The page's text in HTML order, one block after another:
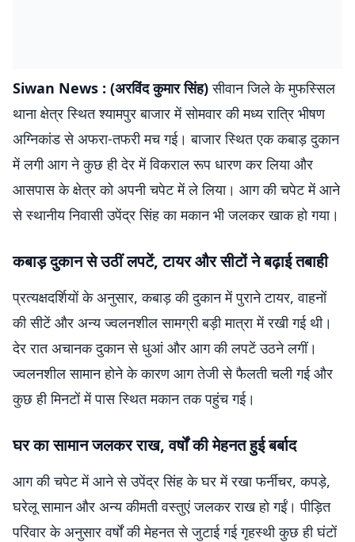
Siwan News : (अरविंद कुमार सिंह)सीवान जिले के मुफस्सिल
थाना क्षेत्र स्थित श्यामपुर बाजार में सोमवार की मध्य रात्रि भीषण
अग्निकांड से अफरा-तफरी मच गई। बाजार स्थित एक कबाड़ दुकान
में लगी आग ने कुछ ही देर में विकराल रूप धारण कर लिया और
आसपास के क्षेत्र को अपनी चपेट में ले लिया। आग की चपेट में आने
से स्थानीय निवासी उपेंद्र सिंह का मकान भी जलकर खाक हो गया।
कबाड़ दुकान से उठीं लपटें, टायर और सीटों ने बढ़ाई तबाही
प्रत्यक्षदर्शियों के अनुसार, कबाड़ की दुकान में पुराने टायर, वाहनों
की सीटें और अन्य ज्वलनशील सामग्री बड़ी मात्रा में रखी गई थी।
देर रात अचानक दुकान से धुआं और आग की लपटें उठने लगीं।
ज्वलनशील सामान होने के कारण आग तेजी से फैलती चली गई और
कुछ ही मिनटों में पास स्थित मकान तक पहुंच गई।
घर का सामान जलकर राख, वर्षों की मेहनत हुई बर्बाद
आग की चपेट में आने से उपेंद्र सिंह के घर में रखा फर्नीचर, कपड़े,
घरेलू सामान और अन्य कीमती वस्तुएं जलकर राख हो गईं। पीड़ित
परिवार के अनुसार वर्षों की मेहनत से जुटाई गई गृहस्थी कुछ ही घंटों